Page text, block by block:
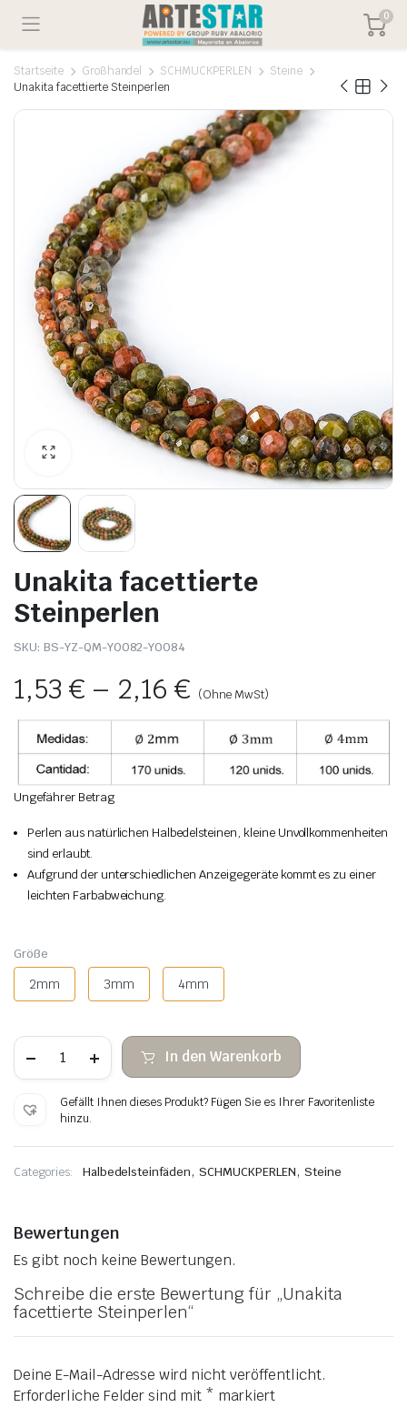
0
Startseite Großhandel SCHMUCKPERLEN
Steine
Unakita facettierte Steinperlen
Unakita facettierte
Steinperlen
SKU: BS-YZ-QM-Y0082-Y0084
1,53€ – 2,16€ (Ohne MwSt)
Ungefährer Betrag
Perlen aus natürlichen Halbedelsteinen, kleine Unvollkommenheiten
sind erlaubt.
Aufgrund der unterschiedlichen Anzeigegeräte kommt es zu einer
leichten Farbabweichung.
Größe
2mm 3mm 4mm
facettierte
Steinperlen
In den Warenkorb
Gefällt Ihnen dieses Produkt? Fügen Sie es Ihrer Favoritenliste
hinzu.
Categories: Halbedelsteinfäden,SCHMUCKPERLEN, Steine
Bewertungen
Es gibt noch keine Bewertungen.
Schreibe die erste Bewertung für „Unakita
facettierte Steinperlen“
Deine E-Mail-Adresse wird nicht veröffentlicht.
Erforderliche Felder sind mit * markiert